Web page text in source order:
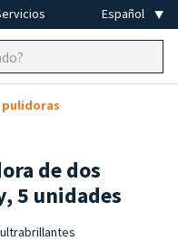
pulidoras
de dos
5 unidades